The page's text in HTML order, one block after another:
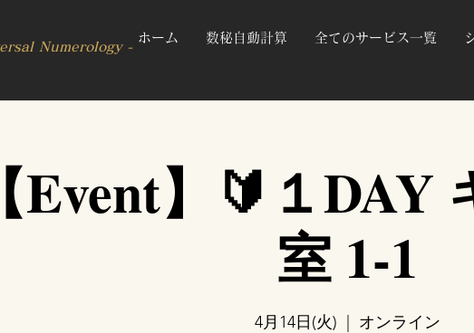
ホーム 数秘自動計算 全てのサービス一覧
Numerology -
【Event】🔰１DAY
室 1-1
4月14日(火) オンライン